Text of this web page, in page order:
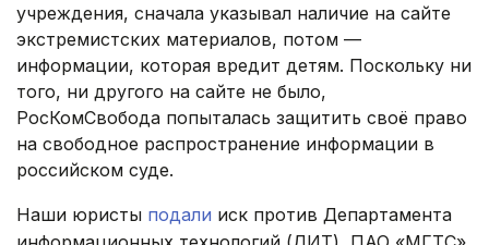
учреждения, сначала указывал наличие на сайте
экстремистских материалов, потом —
информации, которая вредит детям. Поскольку ни
того, ни другого на сайте не было,
РосКомСвобода попыталась защитить своё право
на свободное распространение информации в
российском суде.
Наши юристы подали иск против Департамента